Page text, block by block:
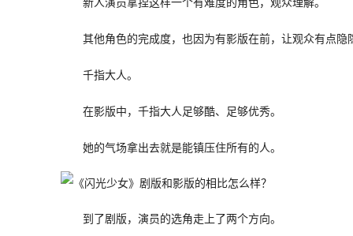
其他角色的完成度，也因为有影版在前，让观众有点隐
千指大人。
在影版中，千指大人足够酷、足够优秀。
她的气场拿出去就是能镇压住所有的人。
到了剧版，演员的选角走上了两个方向。